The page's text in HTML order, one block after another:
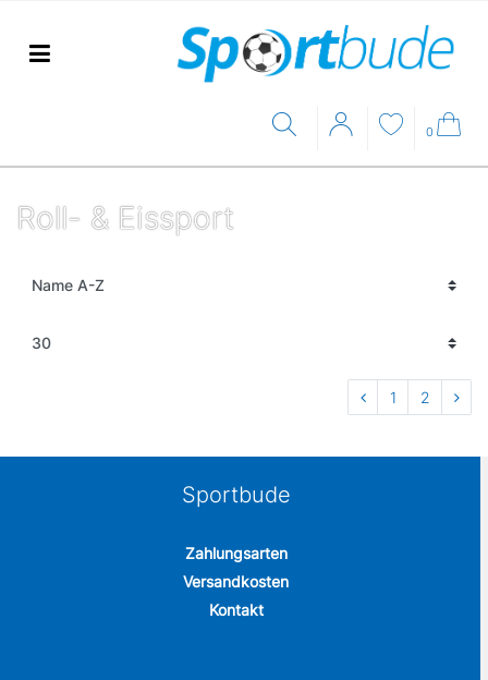
0
Roll- & Eissport
1 2
Sportbude
Zahlungsarten
Versandkosten
Kontakt